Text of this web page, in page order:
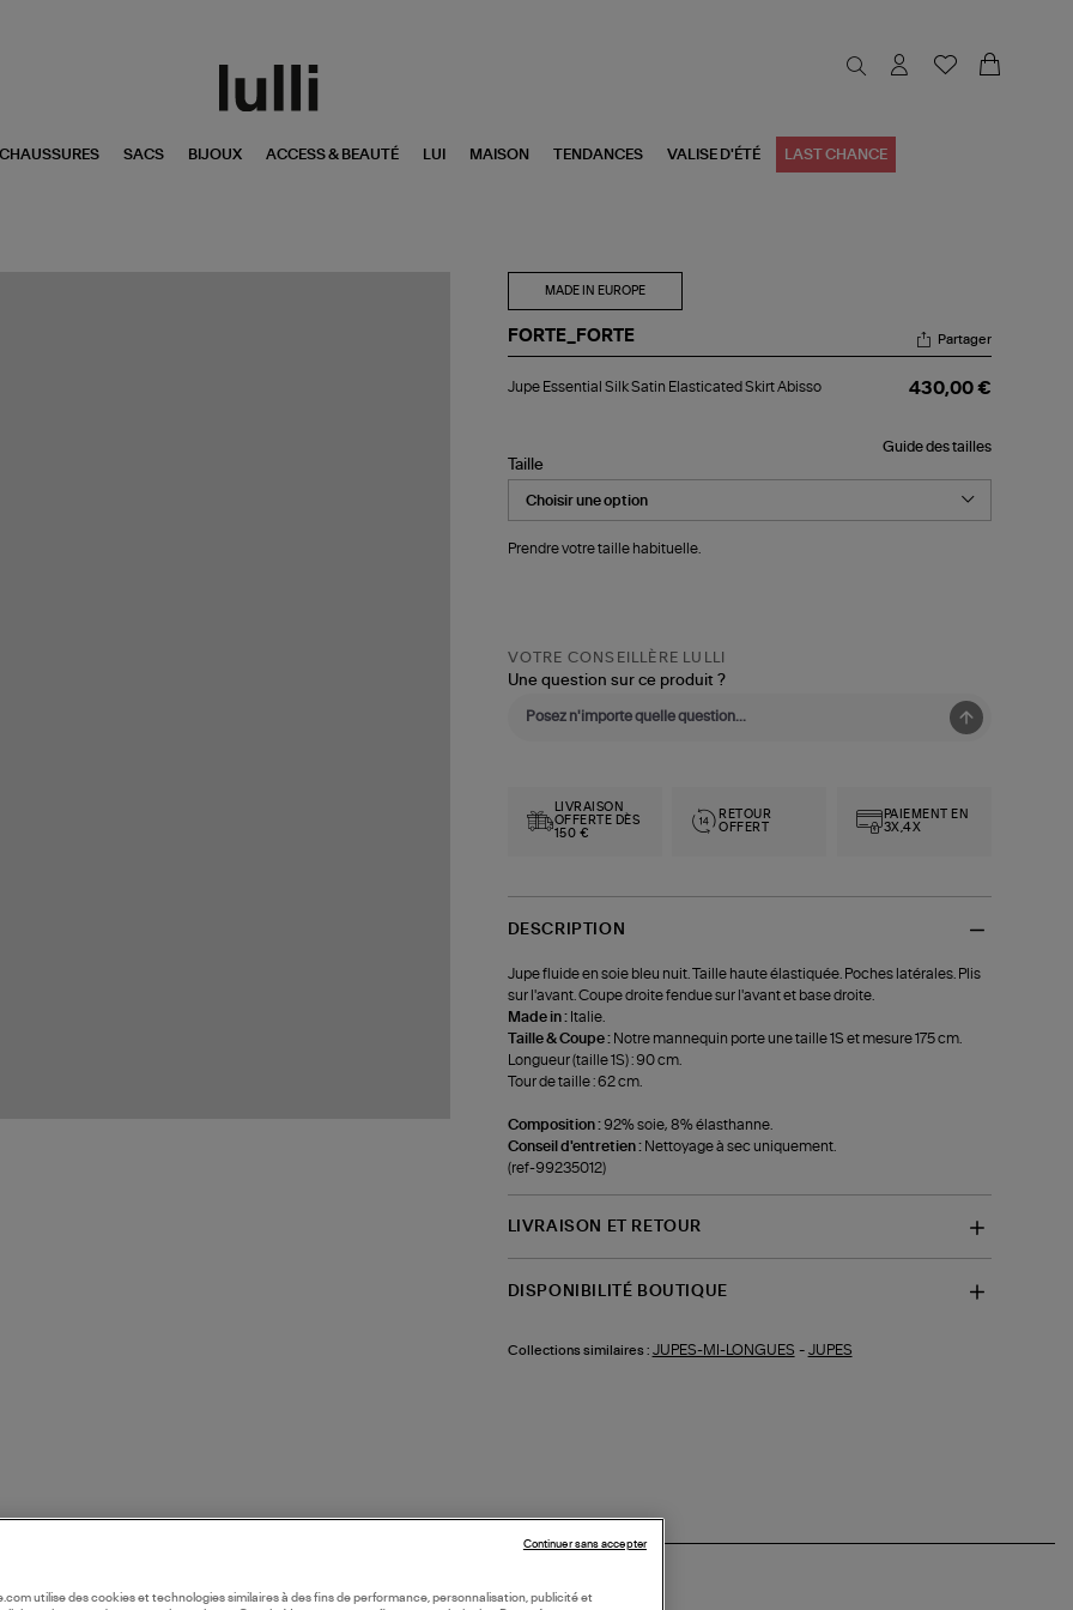
CHAUSSURES SACS BIJOUX ACCESS & BEAUTÉ LUI MAISON TENDANCES VALISE D'ÉTÉ LAST CHANCE
MADE IN EUROPE
FORTE_FORTE
Essential
Skirt
Partager
Jupe Essential Silk Satin Elasticated Skirt Abisso 430,00 €
Guide des tailles
Taille
Prendre votre taille habituelle.
VOTRE CONSEILLÈRE LULLI
Une question sur ce produit ?
LIVRAISON
OFFERTE DÈS
150 €
RETOUR
OFFERT
PAIEMENT EN
3X,4X
DESCRIPTION
Jupe fluide en soie bleu nuit. Taille haute élastiquée. Poches latérales. Plis
sur l'avant. Coupe droite fendue sur l'avant et base droite.
Made in : Italie.
Taille & Coupe : Notre mannequin porte une taille 1S et mesure 175 cm.
Longueur (taille 1S) : 90 cm.
Tour de taille : 62 cm.
Composition : 92% soie, 8% élasthanne.
Conseil d'entretien : Nettoyage à sec uniquement.
(ref-99235012)
LIVRAISON ET RETOUR
DISPONIBILITÉ BOUTIQUE
Collections similaires : JUPES-MI-LONGUES - JUPES
utilise des cookies et technologies similaires à des fins de performance, personnalisation, publicité et
Continuer sans accepter